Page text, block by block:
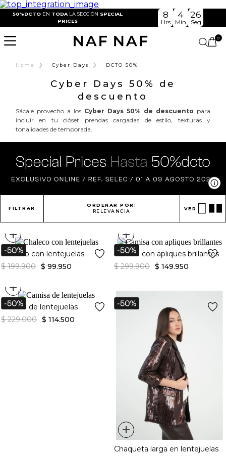
50%DCTO EN TODA LA SECCIÓN SPECIAL
PRICES
8
Hrs
4
Min
25
Seg
0
Home › Cyber Days › DCTO 50%
Cyber Days 50% de
descuento
Sácale provecho a los Cyber Days 50% de descuento para
incluir en tu clóset prendas cargadas de estilo, texturas y
tonalidades de temporada.
FILTRAR
ORDENAR POR:
RELEVANCIA
VER
+
Chaleco con lentejuelas
$ 199.900 $ 99.950
+
Camisa con apliques brillantes
$ 299.900 $ 149.950
+
Camisa de lentejuelas
$ 229.000 $ 114.500
+
Chaqueta larga en lentejuelas